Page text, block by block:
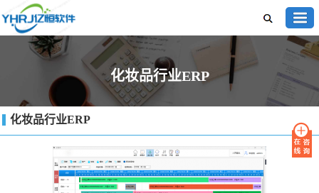
化妆品行业ERP
化妆品行业ERP